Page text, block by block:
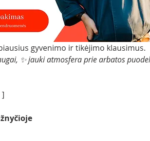
gyvenimo ir tikėjimo klausimus.
✨ jauki atmosfera prie arbatos